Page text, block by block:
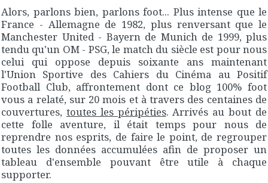
Alors, parlons bien, parlons foot... Plus intense que le
France - Allemagne de 1982, plus renversant que le
Manchester United - Bayern de Munich de 1999, plus
tendu qu'un OM - PSG, le match du siècle est pour nous
celui qui oppose depuis soixante ans maintenant
l'Union Sportive des Cahiers du Cinéma au Positif
Football Club, affrontement dont ce blog 100% foot
vous a relaté, sur 20 mois et à travers des centaines de
couvertures, toutes les péripéties. Arrivés au bout de
cette folle aventure, il était temps pour nous de
reprendre nos esprits, de faire le point, de regrouper
toutes les données accumulées afin de proposer un
tableau d'ensemble pouvant être utile à chaque
supporter.